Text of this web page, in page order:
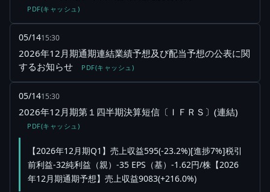
PDF(キャッシュ)
05/1415:30
2026年12月期通期連結業績予想及び配当予想の公表に関
するお知らせ
PDF(キャッシュ)
05/1415:30
2026年12月期第１四半期決算短信〔ＩＦＲＳ〕(連結)
PDF(キャッシュ)
【2026年12月期Q1】売上収益595(-23.2%)[進捗7%]税引
前利益-32純利益（親）-35 EPS（基）-1.62円/株【2026
年12月期通期予想】売上収益9083(+216.0%)